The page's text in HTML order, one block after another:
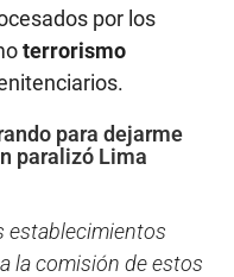
por los
terrorismo
para dejarme
paralizó Lima
establecimientos
la comisión de estos